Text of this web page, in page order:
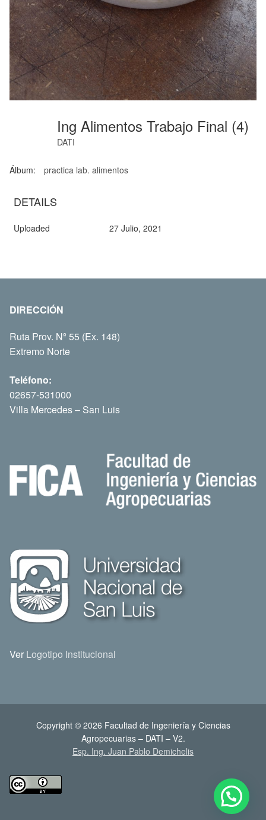
Ing Alimentos Trabajo Final (4)
DATI
Álbum: practica lab. alimentos
DETAILS
Uploaded 27 Julio, 2021
DIRECCIÓN
Ruta Prov. Nº 55 (Ex. 148)
Extremo Norte
Teléfono:
02657-531000
Villa Mercedes – San Luis
Ver Logotipo Institucional
Copyright © 2026 Facultad de Ingeniería y Ciencias
Agropecuarias – DATI – V2.
Esp. Ing. Juan Pablo Demichelis